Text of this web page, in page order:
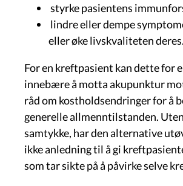
styrke pasientens
lindre eller dempe
eller øke livskvaliteten deres.
For en kreftpasient kan dette for
innebære å motta akupunktur
råd om kostholdsendringer for å
generelle allmenntilstanden.
samtykke, har den alternative
ikke anledning til å gi
som tar sikte på å påvirke selve